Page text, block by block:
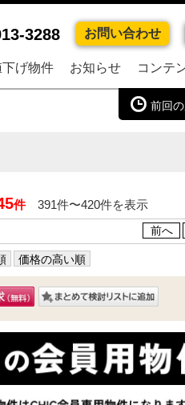
3288 お問い合わせ
下げ物件 お知らせ コンテ
前回
件391件〜420件を表示
前へ
価格の高い順